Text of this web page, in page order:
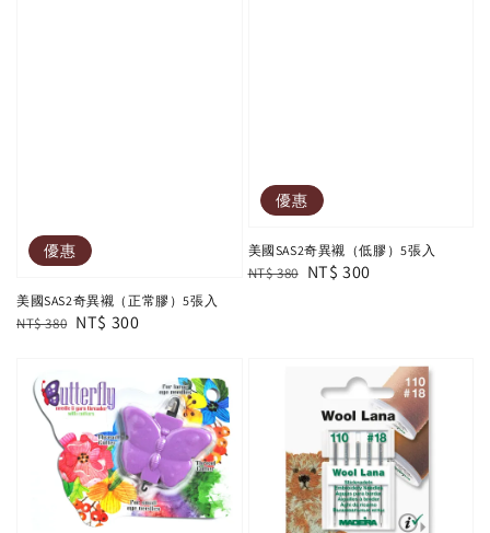
優惠
美國SAS2奇異襯（正常膠）5張入
Regular
NT$ 380 Sale
NT$ 300
優惠
美國SAS2奇異襯（低膠）5張入
Regular
NT$ 380 Sale
NT$ 300